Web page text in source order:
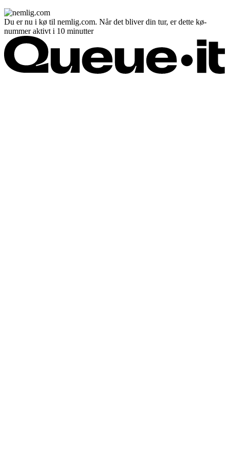
Du er nu i kø til nemlig.com. Når det bliver din tur, er dette kø-
nummer aktivt i 10 minutter